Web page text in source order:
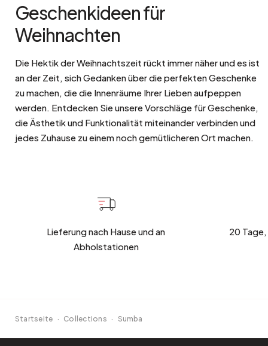
Geschenkideen für
Weihnachten
Die Hektik der Weihnachtszeit rückt immer näher und es ist
an der Zeit, sich Gedanken über die perfekten Geschenke
zu machen, die die Innenräume Ihrer Lieben aufpeppen
werden. Entdecken Sie unsere Vorschläge für Geschenke,
die Ästhetik und Funktionalität miteinander verbinden und
jedes Zuhause zu einem noch gemütlicheren Ort machen.
Lieferung nach Hause und an
Abholstationen
20 Tage,
Startseite · Collections · Sumba